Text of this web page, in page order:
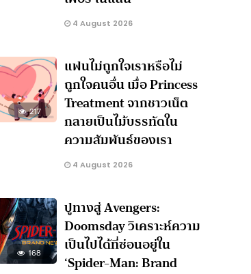
4 August 2026
217
แฟนไม่ถูกใจเราหรือไม่
ถูกใจคนอื่น เมื่อ Princess
Treatment จากชาวเน็ต
กลายเป็นไม้บรรทัดใน
ความสัมพันธ์ของเรา
4 August 2026
168
ปูทางสู่ Avengers:
Doomsday วิเคราะห์ความ
เป็นไปได้ที่ซ่อนอยู่ใน
‘Spider-Man: Brand